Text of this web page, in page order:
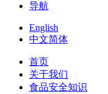
导航
English
中文简体
首页
关于我们
食品安全知识